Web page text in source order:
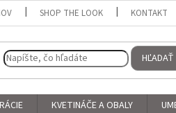
SHOP THE LOOK KONTAKT
HĽADAŤ
KVETINÁČE A OBALY